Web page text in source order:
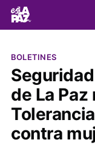
BOLETINES
de La
contra